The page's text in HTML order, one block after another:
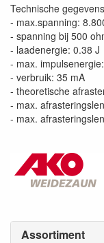
Assortiment
Technische
- max.spanning:
- spanning bij 500
- laadenergie: 0.38 J
- max.
- verbruik: 35 mA
- theoretische
- max.
- max.